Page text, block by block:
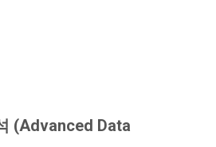
(Advanced Data